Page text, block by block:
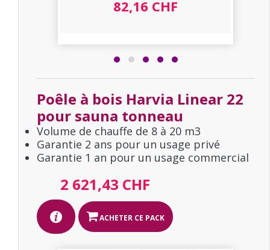
82,16 CHF
Poêle à bois Harvia Linear 22
pour sauna tonneau
Volume de chauffe de 8 à 20 m3
Garantie 2 ans pour un usage privé
Garantie 1 an pour un usage commercial
2 621,43 CHF
ACHETER CE PACK